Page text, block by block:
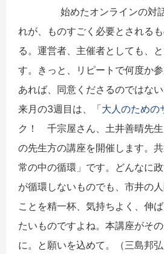
始めたオンラインの対
れが、ものすごく必要とされる
る。運営者、主催者としても、
す。きっと、リピートで何度か
あれば、同意くださるのではない
来月の3週目は、「大人のための
ク！ 千宗屋さん、土井善晴先
の先生方の講座を開催します。
常の中の循環」です。どんなに
が循環しないものでも、市井の
ことを精一杯、気持ちよく、伸
たいものですよね。本講座がそ
に。と願いを込めて。（三島邦弘